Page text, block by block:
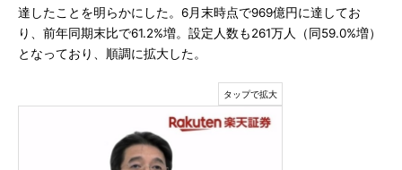
達したことを明らかにした。6月末時点で969億円に達してお
り、前年同期末比で61.2%増。設定人数も261万人（同59.0%増）
となっており、順調に拡大した。